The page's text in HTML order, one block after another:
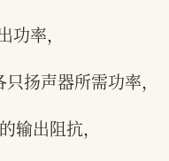
率，
声器所需功率，
出阻抗，